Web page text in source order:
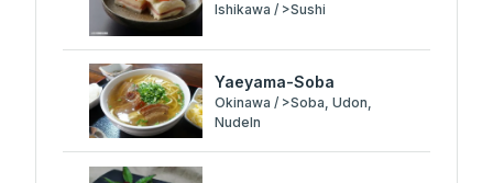
Ishikawa / >Sushi
Yaeyama-Soba
Okinawa / >Soba, Udon,
Nudeln